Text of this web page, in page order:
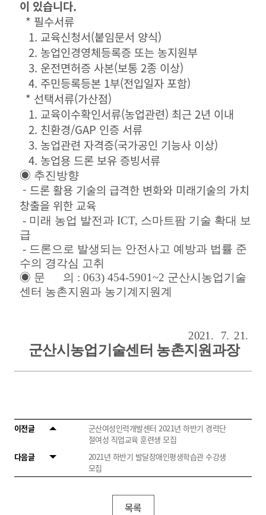
이 있습니다.
* 필수서류
1. 교육신청서(붙임문서 양식)
2. 농업인경영체등록증 또는 농지원부
3. 운전면허증 사본(보통 2종 이상)
4. 주민등록등본 1부(전입일자 포함)
* 선택서류(가산점)
1. 교육이수확인서류(농업관련) 최근 2년 이내
2. 친환경/GAP 인증 서류
3. 농업관련 자격증(국가공인 기능사 이상)
4. 농업용 드론 보유 증빙서류
◉ 추진방향
- 드론 활용 기술의 급격한 변화와 미래기술의 가치
창출을 위한 교육
- 미래 농업 발전과 ICT, 스마트팜 기술 확대 보
급
- 드론으로 발생되는 안전사고 예방과 법률 준
수의 경각심 고취
◉ 문 의 : 063) 454-5901~2 군산시농업기술
센터 농촌지원과 농기계지원계
2021. 7. 21.
군산시농업기술센터 농촌지원과장
이전글
군산여성인력개발센터 2021년 하반기 경력단
절여성 직업교육 훈련생 모집
다음글
2021년 하반기 발달장애인평생학습관 수강생
모집
목록